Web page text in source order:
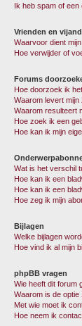
Ik heb spam of een
Vrienden en
Waarvoor dient
Hoe verwijder of
Forums
Hoe doorzoek ik
Waarom levert
Waarom resulteert
Hoe zoek ik een
Hoe kan ik mijn
Wat is het verschil
Hoe kan ik een
Hoe kan ik een
Hoe zeg ik mijn
Bijlagen
Welke bijlagen
Hoe vind ik al mijn
phpBB vragen
Wie heeft dit forum
Waarom is de
Met wie moet ik
Hoe neem ik